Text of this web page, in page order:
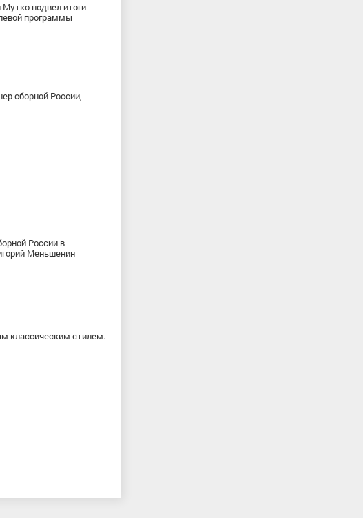
подвел итоги
программы
сборной России,
России в
Меньшенин
классическим стилем.